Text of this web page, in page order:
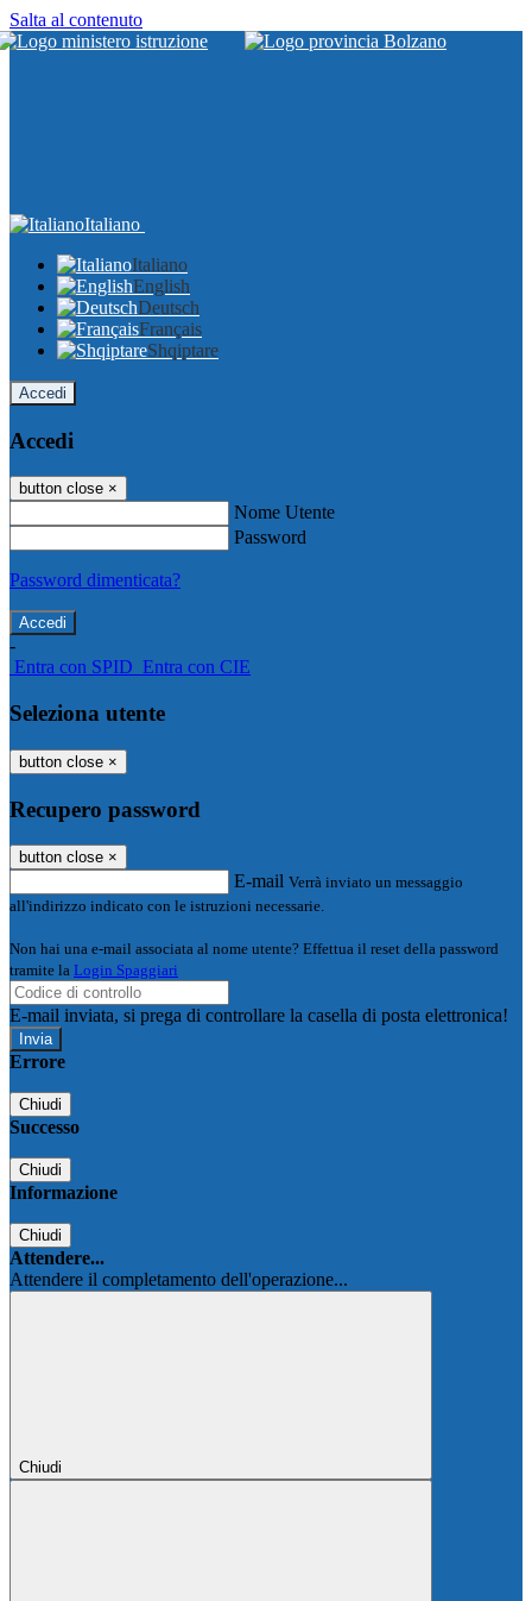
Salta al contenuto
Italiano
Italiano
English
Deutsch
Français
Shqiptare
Accedi
Accedi
button close ×
Nome Utente
Password
Password dimenticata?
-
Entra con SPID Entra con CIE
Seleziona utente
button close ×
Recupero password
button close ×
E-mail Verrà inviato un messaggio
all'indirizzo indicato con le istruzioni necessarie.
Non hai una e-mail associata al nome utente? Effettua il reset della password
tramite la Login Spaggiari
E-mail inviata, si prega di controllare la casella di posta elettronica!
Errore
Chiudi
Successo
Chiudi
Informazione
Chiudi
Attendere...
Attendere il completamento dell'operazione...
Chiudi